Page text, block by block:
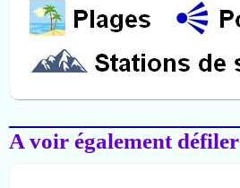
A voir également défiler